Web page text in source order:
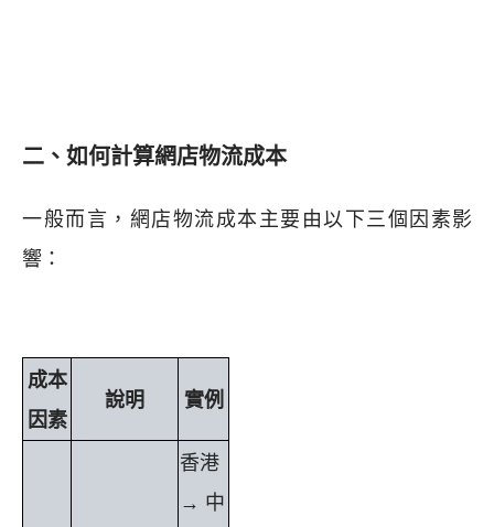
二、如何計算網店物流成本
一般而言，網店物流成本主要由以下三個因素影
響：
成本
因素
說明 實例
香港
→ 中